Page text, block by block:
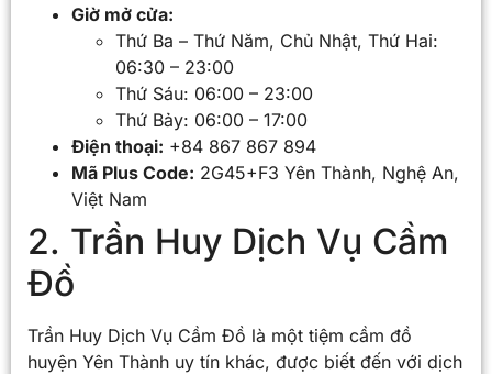
Giờ mở cửa:
Thứ Ba – Thứ Năm, Chủ Nhật, Thứ Hai:
06:30 – 23:00
Thứ Sáu: 06:00 – 23:00
Thứ Bảy: 06:00 – 17:00
Điện thoại: +84 867 867 894
Mã Plus Code: 2G45+F3 Yên Thành, Nghệ An,
Việt Nam
2. Trần Huy Dịch Vụ Cầm
Đồ
Trần Huy Dịch Vụ Cầm Đồ là một tiệm cầm đồ
huyện Yên Thành uy tín khác, được biết đến với dịch